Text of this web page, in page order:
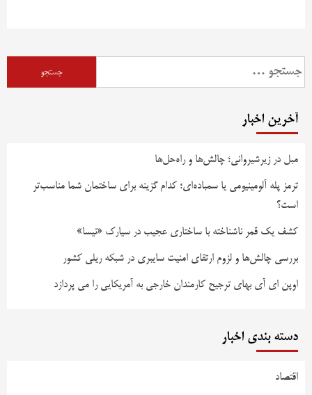
آخرین اخبار
مبل در زیرشیروانی؛ چالش‌ها و راه‌حل‌ها
ترمز پله آلومینیومی یا سمباده‌ای؛ کدام گزینه برای ساختمان شما مناسب‌تر
است؟
کشف یک قمر ناشناخته با ساختاری عجیب در سیارک «نیسا»
بررسی چالش‌ها و لزوم ارتقای امنیت سایبری در شبکه ریلی کشور
اوپن ای آی بهای ترجیح کارمندان خارجی به آمریکایی را می پردازد
دسته بندی اخبار
اقتصاد